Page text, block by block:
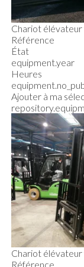
Chariot
Référence
État
equipment.year
Heures
Ajouter à ma
Chariot
Référence